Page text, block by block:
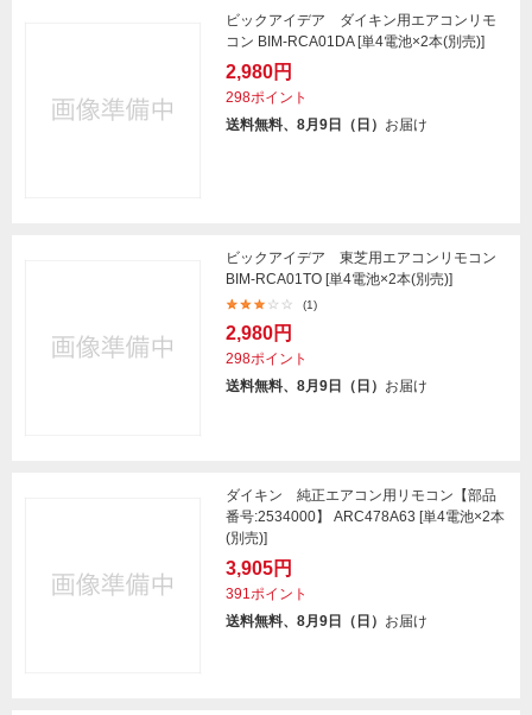
ビックアイデア ダイキン用エアコンリモ
コン BIM-RCA01DA [単4電池×2本(別売)]
2,980円
298ポイント
送料無料、8月9日（日） お届け
ビックアイデア 東芝用エアコンリモコン
BIM-RCA01TO [単4電池×2本(別売)]
(1)
2,980円
298ポイント
送料無料、8月9日（日） お届け
ダイキン 純正エアコン用リモコン【部品
番号:2534000】 ARC478A63 [単4電池×2本
(別売)]
3,905円
391ポイント
送料無料、8月9日（日） お届け